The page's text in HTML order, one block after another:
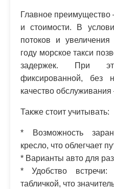
Главное
и стоимости. В
потоков и
году морское такси
задержек. При
фиксированной, без
качество
Также стоит учитывать:
* Возможность
кресло, что облегчает
* Варианты авто для
* Удобство встречи:
табличкой, что